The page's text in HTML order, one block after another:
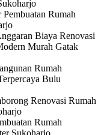
Rumah
Biaya Renovasi
Murah Gatak
Rumah
Bulu
Renovasi Rumah
Rumah